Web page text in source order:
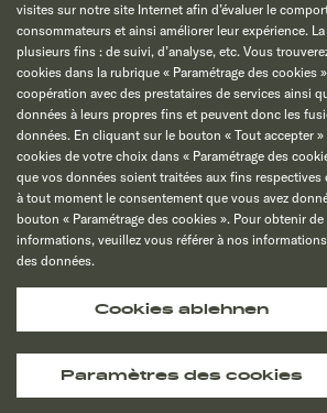
visites sur notre site Internet afin d’évaluer le
consommateurs et ainsi améliorer leur expérience.
plusieurs fins : de suivi, d’analyse, etc. Vous
cookies dans la rubrique « Paramétrage des cookies
coopération avec des prestataires de services ainsi
données à leurs propres fins et peuvent donc les
données. En cliquant sur le bouton « Tout accepter
cookies de votre choix dans « Paramétrage des
que vos données soient traitées aux fins respectives
à tout moment le consentement que vous avez
bouton « Paramétrage des cookies ». Pour obtenir
informations, veuillez vous référer à nos
des données.
Cookies ablehnen
Paramètres des cookies